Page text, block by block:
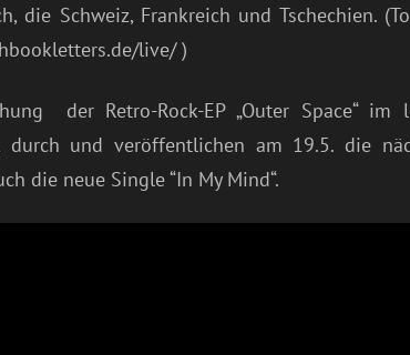
die Schweiz, Frankreich und Tschechien.
live/ )
der Retro-Rock-EP „Outer Space“
und veröffentlichen am 19.5. die
die neue Single “In My Mind“.